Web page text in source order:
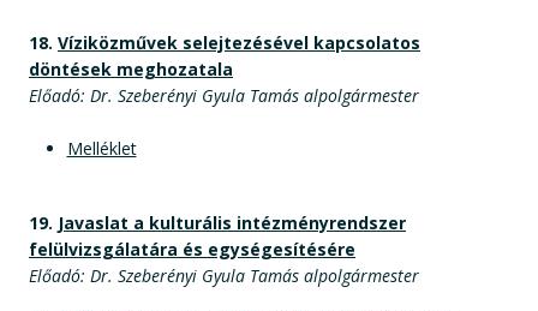
18. Víziközművek selejtezésével kapcsolatos
döntések meghozatala
Előadó: Dr. Szeberényi Gyula Tamás alpolgármester
Melléklet
19. Javaslat a kulturális intézményrendszer
felülvizsgálatára és egységesítésére
Előadó: Dr. Szeberényi Gyula Tamás alpolgármester